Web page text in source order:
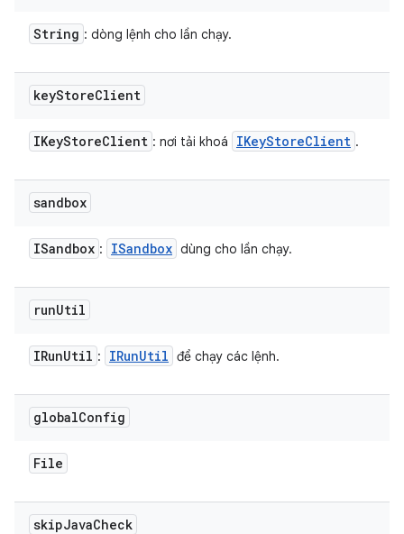
String : dòng lệnh cho lần chạy.
keyStoreClient
IKeyStoreClient : nơi tải khoá IKeyStoreClient .
sandbox
ISandbox : ISandbox dùng cho lần chạy.
runUtil
IRunUtil : IRunUtil để chạy các lệnh.
globalConfig
File
skipJavaCheck